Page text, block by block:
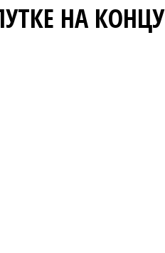
НА КОНЦУ